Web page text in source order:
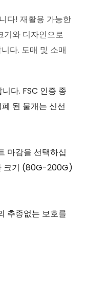
다! 재활용 가능한
기와 디자인으로
다. 도매 및 소매
다. FSC 인증 종
된 물개는 신선
마감을 선택하십
크기 (80G-200G)
추종없는 보호를